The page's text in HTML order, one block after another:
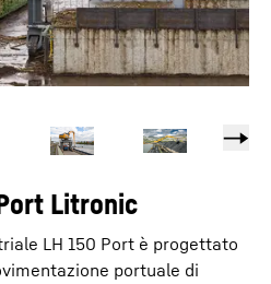
Litronic
LH 150 Port è progettato
portuale di